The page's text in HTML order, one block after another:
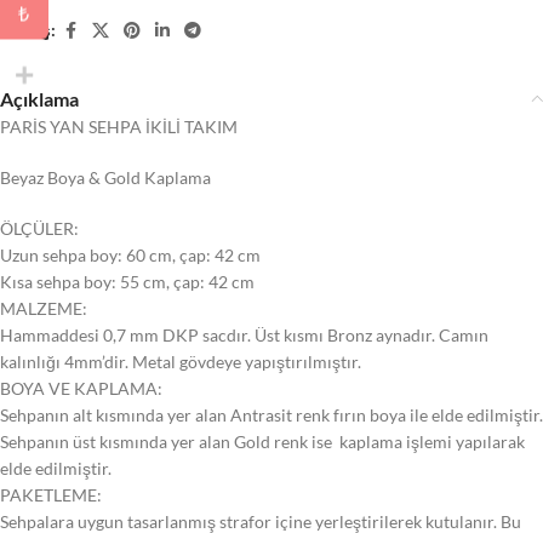
Paylaş:
Açıklama
PARİS YAN SEHPA İKİLİ TAKIM
Beyaz Boya & Gold Kaplama
ÖLÇÜLER:
Uzun sehpa boy: 60 cm, çap: 42 cm
Kısa sehpa boy: 55 cm, çap: 42 cm
MALZEME:
Hammaddesi 0,7 mm DKP sacdır. Üst kısmı Bronz aynadır. Camın
kalınlığı 4mm’dir. Metal gövdeye yapıştırılmıştır.
BOYA VE KAPLAMA:
Sehpanın alt kısmında yer alan Antrasit renk fırın boya ile elde edilmiştir.
Sehpanın üst kısmında yer alan Gold renk ise kaplama işlemi yapılarak
elde edilmiştir.
PAKETLEME:
Sehpalara uygun tasarlanmış strafor içine yerleştirilerek kutulanır. Bu
₺